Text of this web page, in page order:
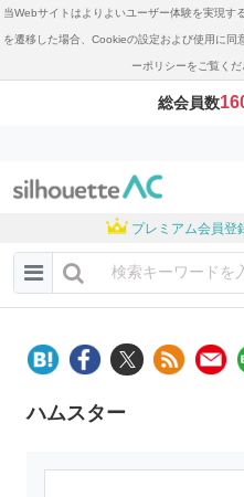
当Webサイトはよりよいユーザー体験を実現す
を遷移した場合、Cookieの設定および使用に
ーポリシーをご覧くだ
総会員数
プレミアム会員登
ハムスター